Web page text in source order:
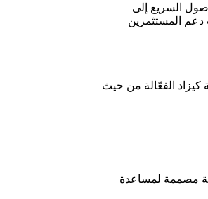
السريع إلى
دعم المستثمرين
الفعّالة من حيث
مصممة لمساعدة